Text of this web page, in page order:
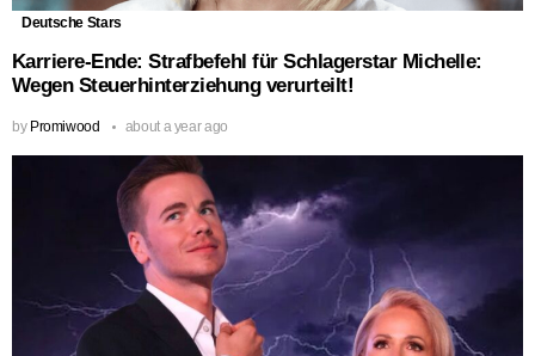
Deutsche Stars
Karriere-Ende: Strafbefehl für Schlagerstar Michelle:
Wegen Steuerhinterziehung verurteilt!
by Promiwood about a year ago